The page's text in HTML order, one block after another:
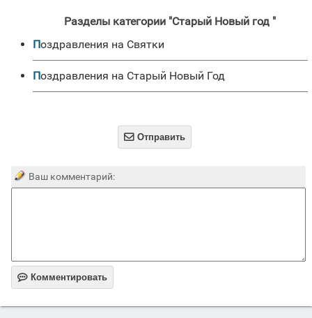
Разделы категории "Старый Новый год "
Поздравления на Святки
Поздравления на Старый Новый Год
 Отправить
Ваш комментарий:
 Комментировать